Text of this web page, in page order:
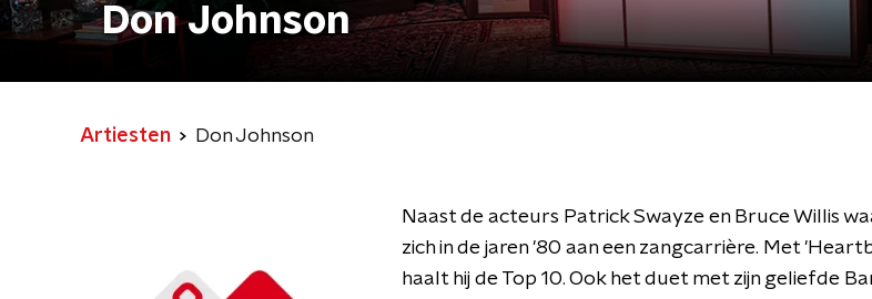
Don Johnson
Artiesten Don Johnson
Naast de acteurs Patrick Swayze en Bruce Willis
zich in de jaren '80 aan een zangcarrière. Met
haalt hij de Top 10. Ook het duet met zijn geliefde